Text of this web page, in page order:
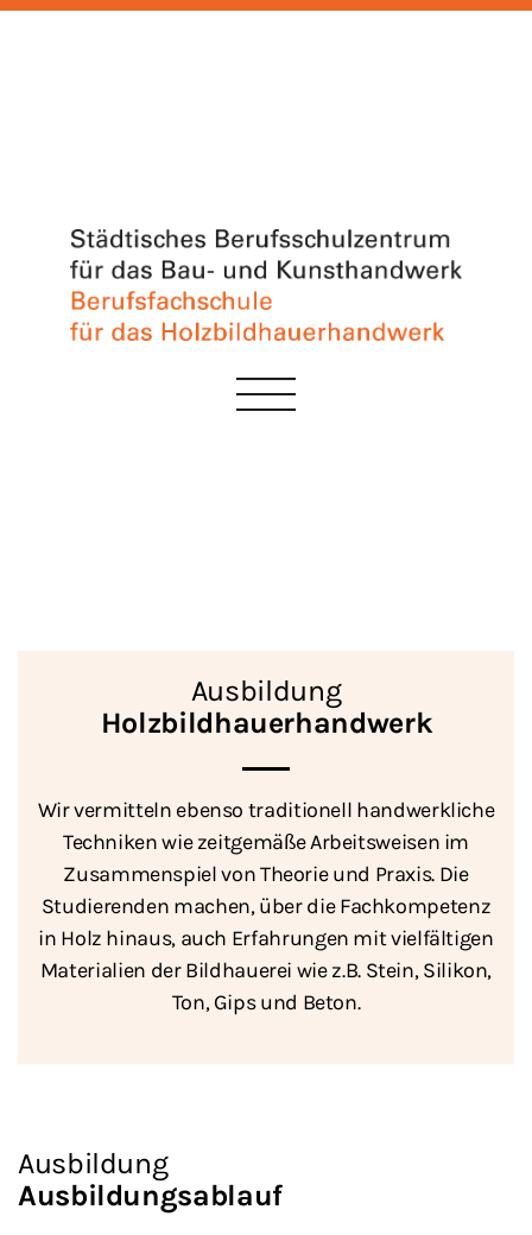
Ausbildung
Holzbildhauerhandwerk
Wir vermitteln ebenso traditionell handwerkliche
Techniken wie zeitgemäße Arbeitsweisen im
Zusammenspiel von Theorie und Praxis. Die
Studierenden machen, über die Fachkompetenz
in Holz hinaus, auch Erfahrungen mit vielfältigen
Materialien der Bildhauerei wie z.B. Stein, Silikon,
Ton, Gips und Beton.
Ausbildung
Ausbildungsablauf